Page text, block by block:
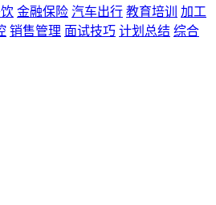
金融保险 汽车出行 教育培训
加工
销售管理 面试技巧 计划总结 综合